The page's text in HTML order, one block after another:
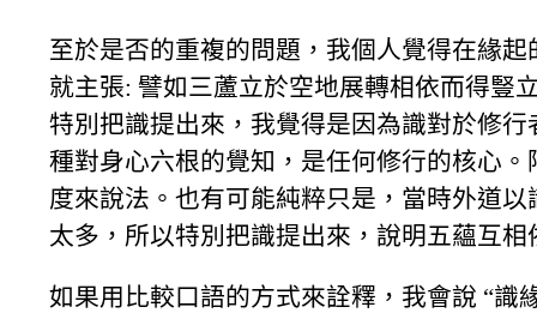
至於是否的重複的問題，我個人覺得在緣
就主張: 譬如三蘆立於空地展轉相依而得豎
特別把識提出來，我覺得是因為識對於修
種對身心六根的覺知，是任何修行的核心
度來說法。也有可能純粹只是，當時外道
太多，所以特別把識提出來，說明五蘊互相
如果用比較口語的方式來詮釋，我會說 “識